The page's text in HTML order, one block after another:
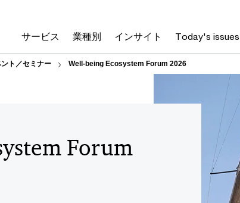
サービス 業種別 インサイト Today's issues
ト／セミナー Well-being Ecosystem Forum 2026
Forum